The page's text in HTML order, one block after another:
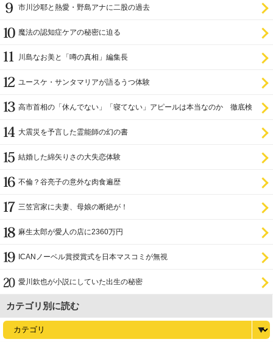
市川沙耶と熱愛・野島アナに二股の過去
魔法の認知症ケアの秘密に迫る
川島なお美と「噂の真相」編集長
ユースケ・サンタマリアが語るうつ体験
高市首相の「休んでない」「寝てない」アピールは本当なのか 徹底検
大震災を予言した霊能師の幻の書
結婚した綿矢りさの大失恋体験
不倫？谷亮子の意外な肉食遍歴
三笠宮家に夫妻、母娘の断絶が！
麻生太郎が愛人の店に2360万円
ICANノーベル賞授賞式を日本マスコミが無視
愛川欽也が小説にしていた出生の秘密
カテゴリ別に読む